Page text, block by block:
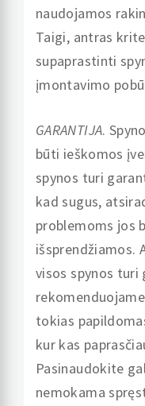
naudojamos
Taigi, antras
supaprastinti
įmontavimo
GARANTIJA.
būti ieškomos
spynos turi
kad sugus,
problemoms jos
išsprendžiamos.
visos spynos turi
tokias
kur kas
Pasinaudokite
nemokama